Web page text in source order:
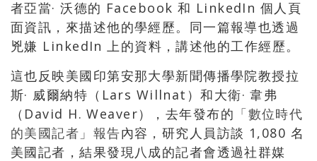
者亞當· 沃德的 Facebook 和 LinkedIn 個人頁
面資訊，來描述他的學經歷。同一篇報導也透過
兇嫌 LinkedIn 上的資料，講述他的工作經歷。
這也反映美國印第安那大學新聞傳播學院教授拉
斯· 威爾納特（Lars Willnat）和大衛· 韋弗
（David H. Weaver），去年發布的 「數位時代
的美國記者」報告內容，研究人員訪談 1,080 名
美國記者，結果發現八成的記者會透過社群媒